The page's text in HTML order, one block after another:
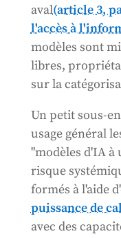
aval(article 3,
l'accès à
modèles sont
libres,
sur la
Un petit sous-
usage général
"modèles d'IA à
risque
formés à l'aide
puissance de
avec des